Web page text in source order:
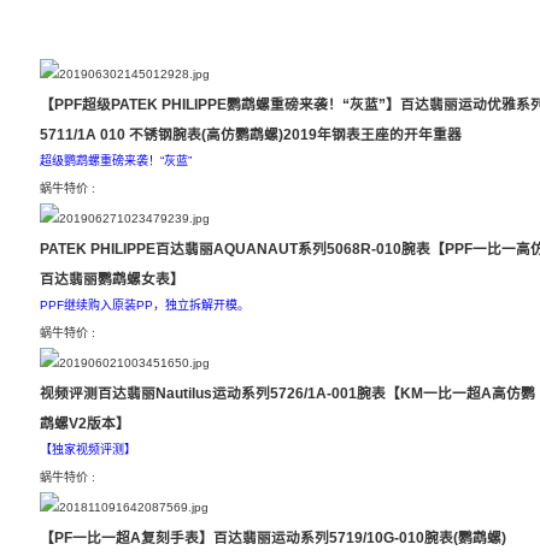
【PPF超级PATEK PHILIPPE鹦鹉螺重磅来袭！“灰蓝”】百达翡丽运动优雅系
5711/1A 010 不锈钢腕表(高仿鹦鹉螺)2019年钢表王座的开年重器
超级鹦鹉螺重磅来袭！“灰蓝”
蜗牛特价 :
PATEK PHILIPPE百达翡丽AQUANAUT系列5068R-010腕表【PPF一比一高
百达翡丽鹦鹉螺女表】
PPF继续购入原装PP，独立拆解开模。
蜗牛特价 :
视频评测百达翡丽Nautilus运动系列5726/1A-001腕表【KM一比一超A高仿鹦
鹉螺V2版本】
【独家视频评测】
蜗牛特价 :
【PF一比一超A复刻手表】百达翡丽运动系列5719/10G-010腕表(鹦鹉螺)